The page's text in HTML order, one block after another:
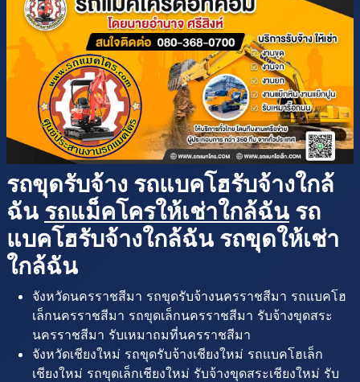
รถขุดรับจ้าง รถแบคโฮรับจ้างใกล้
ฉัน รถแม็คโครให้เช่าใกล้ฉัน รถ
แบคโฮรับจ้างใกล้ฉัน รถขุดให้เช่า
ใกล้ฉัน
จังหวัดนครราชสีมา รถขุดรับจ้างนครราชสีมา รถแบคโฮ
เล็กนครราชสีมา รถขุดเล็กนครราชสีมา รับจ้างขุดสระ
นครราชสีมา รับเหมาถมที่นครราชสีมา
จังหวัดเชียงใหม่ รถขุดรับจ้างเชียงใหม่ รถแบคโฮเล็ก
เชียงใหม่ รถขุดเล็กเชียงใหม่ รับจ้างขุดสระเชียงใหม่ รับ